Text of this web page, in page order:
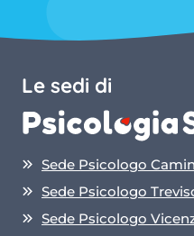
Le sedi di
Sede Psicologo Camin
Sede Psicologo
Sede Psicologo